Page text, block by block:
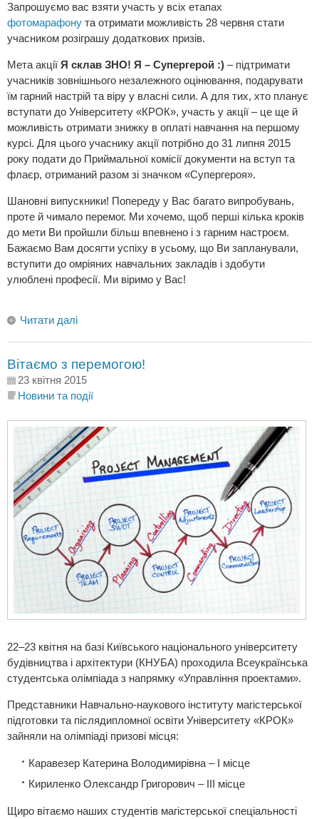
Запрошуємо вас взяти участь у всіх етапах
фотомарафону та отримати можливість 28 червня стати
учасником розіграшу додаткових призів.
Мета акції Я склав ЗНО! Я – Супергерой :) – підтримати
учасників зовнішнього незалежного оцінювання, подарувати
їм гарний настрій та віру у власні сили. А для тих, хто планує
вступати до Університету «КРОК», участь у акції – це ще й
можливість отримати знижку в оплаті навчання на першому
курсі. Для цього учаснику акції потрібно до 31 липня 2015
року подати до Приймальної комісії документи на вступ та
флаєр, отриманий разом зі значком «Супергероя».
Шановні випускники! Попереду у Вас багато випробувань,
проте й чимало перемог. Ми хочемо, щоб перші кілька кроків
до мети Ви пройшли більш впевнено і з гарним настроєм.
Бажаємо Вам досягти успіху в усьому, що Ви запланували,
вступити до омріяних навчальних закладів і здобути
улюблені професії. Ми віримо у Вас!
Читати далі
Вітаємо з перемогою!
23 квітня 2015
Новини та події
22–23 квітня на базі Київського національного університету
будівництва і архітектури (КНУБА) проходила Всеукраїнська
студентська олімпіада з напрямку «Управління проектами».
Представники Навчально-наукового інституту магістерської
підготовки та післядипломної освіти Університету «КРОК»
зайняли на олімпіаді призові місця:
Каравезер Катерина Володимирівна – І місце
Кириленко Олександр Григорович – ІІІ місце
Щиро вітаємо наших студентів магістерської спеціальності